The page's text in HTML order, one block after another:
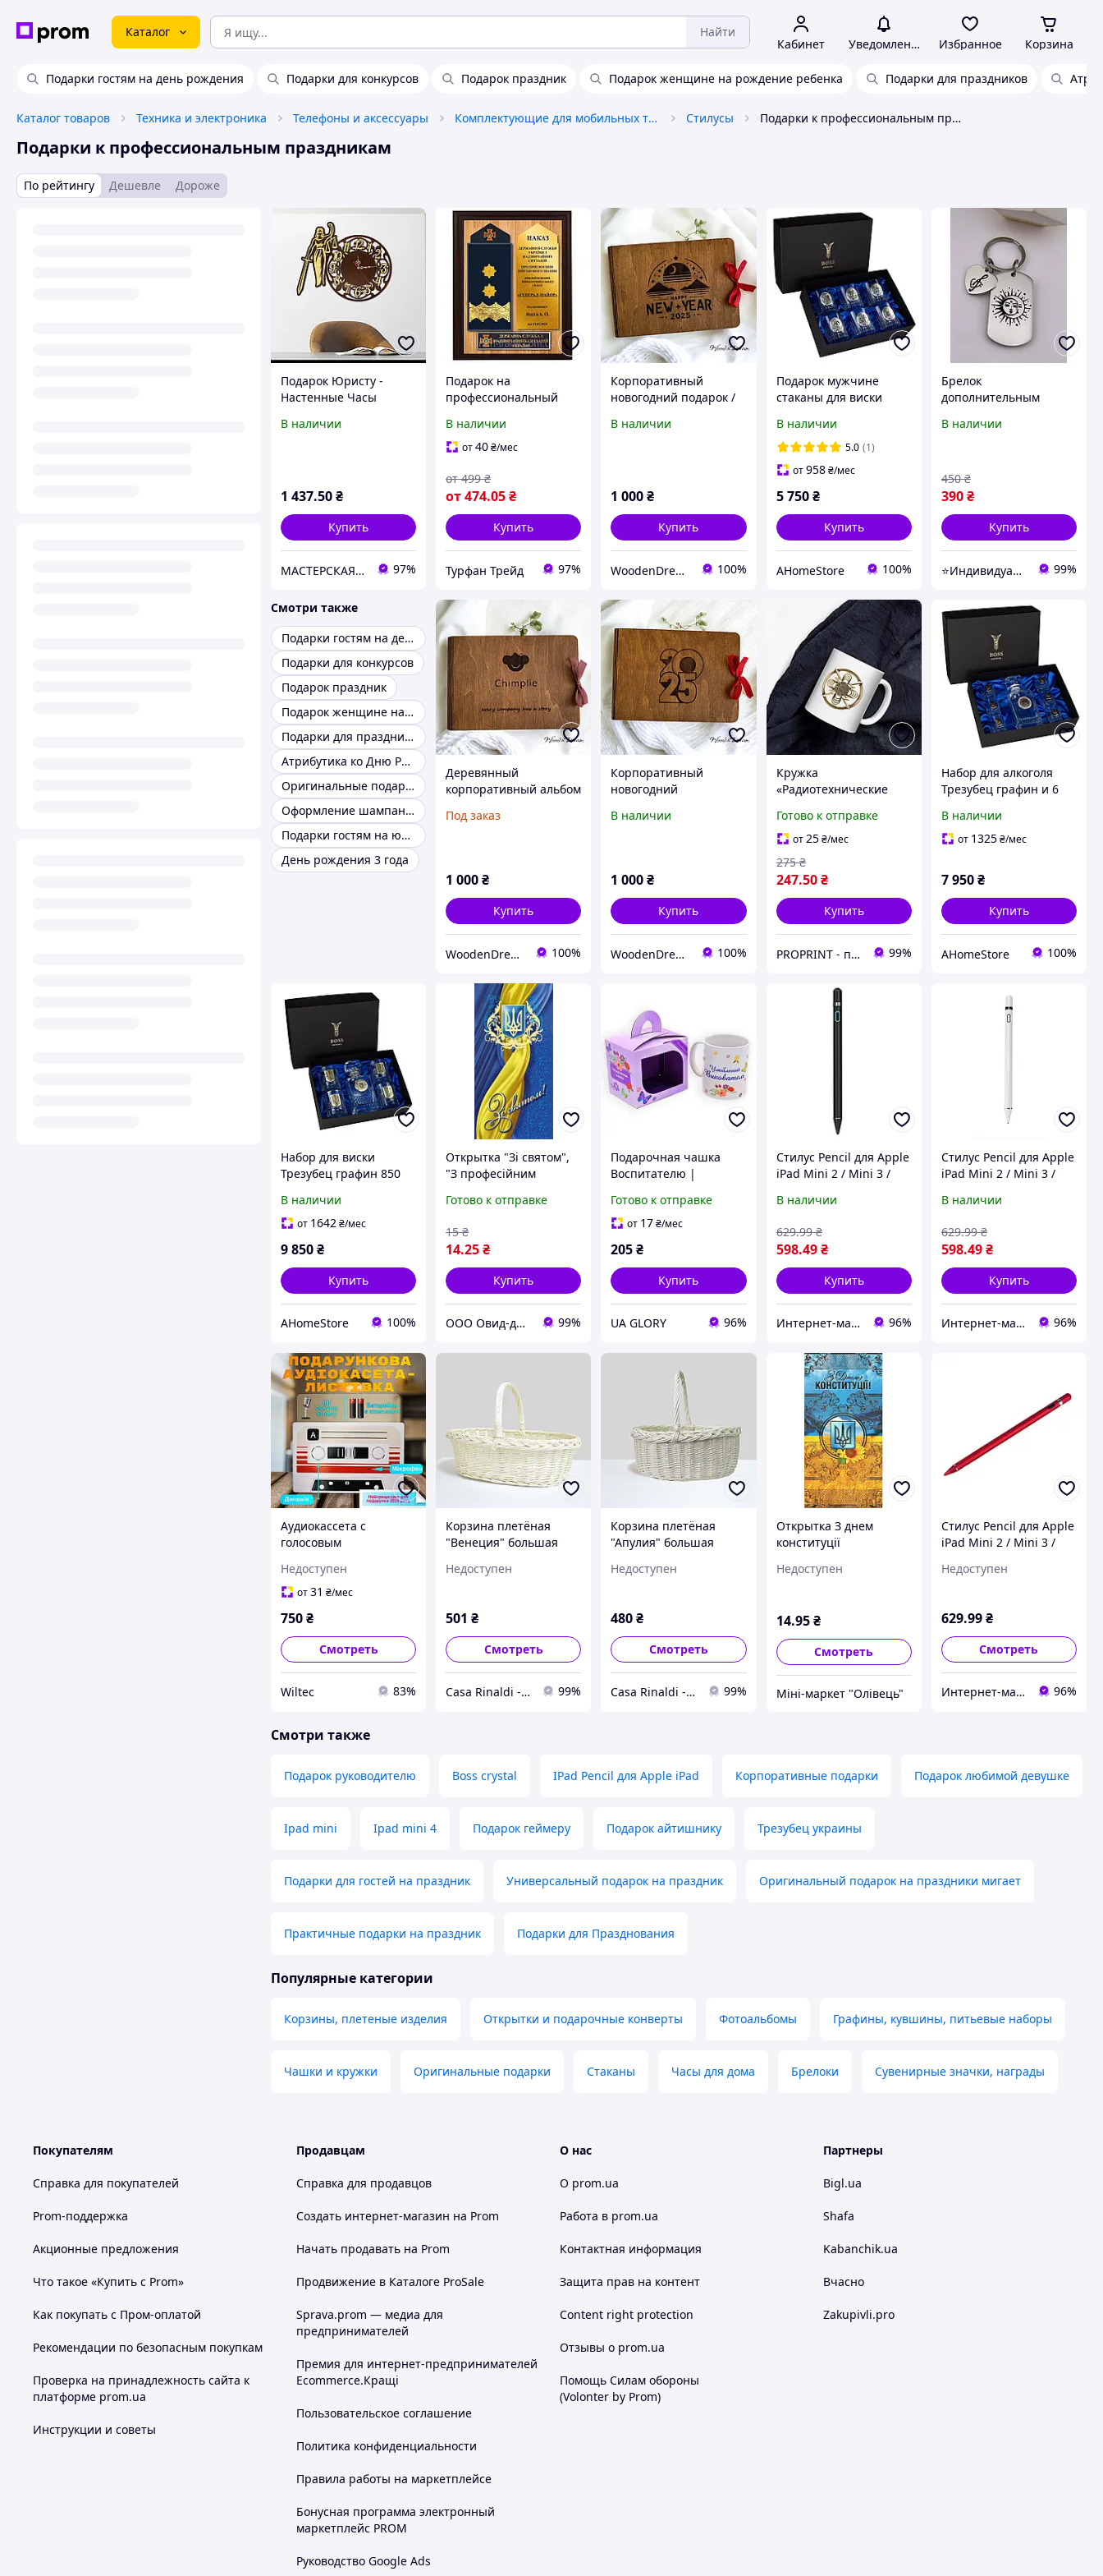
Каталог Найти
Кабинет Уведомления Избранное Корзина
Подарки гостям на день рождения Подарки для конкурсов Подарок праздник Подарок женщине на рождение ребенка Подарки для праздников
Каталог товаров Техника и электроника Телефоны и аксессуары Комплектующие для мобильных телефонов Стилусы Подарки к профессиональным праздникам
Подарки к профессиональным праздникам
По рейтингу Дешевле Дороже
Подарок Юристу -
Настенные Часы
В наличии
1 437.50₴
Купить
МАСТЕРСКАЯ ПОДАРКОВ 97%
Подарок на
профессиональный
сувенир к присвоению
звания
В наличии
от40₴/мес
от474.05₴
от 499 ₴
Купить
Турфан Трейд 97%
Корпоративный
новогодний подарок /
В наличии
1 000₴
Купить
WoodenDream 100%
Подарок мужчине
стаканы для виски
Boss Crystal сувенир на
День Козачества
В наличии
5.0 (1)
от958 ₴/мес
5 750 ₴
Купить
AHomeStore 100%
Брелок
дополнительным
изображение солнца,
изменить)
В наличии
390₴
450 ₴
Купить
⭐Индивидуальные подарки grav_withlove 99%
Смотри также
Подарки гостям на день рождения
Подарки для конкурсов
Подарок праздник
Подарок женщине на рождение ребенка
Подарки для праздников
Атрибутика ко Дню Рождения
Оригинальные подарки гостям
Оформление шампанского на день рождения
Подарки гостям на юбилей
День рождения 3 года
Деревянный
корпоративный альбом
Под заказ
1 000₴
Купить
WoodenDream 100%
Корпоративный
новогодний
В наличии
1 000₴
Купить
WoodenDream 100%
Кружка
«Радиотехнические
подарок для военных
связистов ВСУ
Готово к отправке
от25 ₴/мес
247.50 ₴
275 ₴
Купить
PROPRINT - печатаем идеи! Брендированная и сувенирная продукция 99%
Набор для алкоголя
Трезубец графин и 6
Crystal патриотический
подарок мужчине на
В наличии
от 1325₴/мес
7 950₴
Купить
AHomeStore 100%
Набор для виски
Трезубец графин 850
хрусталь Boss Crystal
подарок на День
В наличии
от 1642 ₴/мес
9 850₴
Купить
AHomeStore 100%
Открытка "Зі святом",
"З професійним
Готово к отправке
14.25₴
15 ₴
Купить
ООО Овид-друк 99%
Подарочная чашка
Воспитателю |
| Керамическая кружка
с цветами и бабочками
Готово к отправке
от 17₴/мес
205₴
Купить
UA GLORY 96%
Стилус Pencil для Apple
iPad Mini 2 / Mini 3 /
высокоточный для
В наличии
598.49 ₴
629.99 ₴
Купить
Интернет-магазин "Cheholl" 96%
Стилус Pencil для Apple
iPad Mini 2 / Mini 3 /
высокоточный для
В наличии
598.49₴
629.99 ₴
Купить
Интернет-магазин "Cheholl" 96%
Аудиокассета с
голосовым
| Оригинальный
подарок на День
Недоступен
от31 ₴/мес
750₴
Смотреть
Wiltec 83%
Корзина плетёная
"Венеция" большая
Недоступен
501 ₴
Смотреть
Casa Rinaldi - продукты итальянского фермерства 99%
Корзина плетёная
"Апулия" большая
Недоступен
480₴
Смотреть
Casa Rinaldi - продукты итальянского фермерства 99%
Открытка З днем
конституції
Недоступен
14.95 ₴
Смотреть
Міні-маркет "Олівець"
Стилус Pencil для Apple
iPad Mini 2 / Mini 3 /
высокоточный для
Недоступен
629.99₴
Смотреть
Интернет-магазин "Cheholl" 96%
Смотри также
Подарок руководителю Boss crystal IPad Pencil для Apple iPad Корпоративные подарки Подарок любимой девушке
Ipad mini Ipad mini 4 Подарок геймеру Подарок айтишнику Трезубец украины
Подарки для гостей на праздник Универсальный подарок на праздник Оригинальный подарок на праздники мигает
Практичные подарки на праздник Подарки для Празднования
Популярные категории
Корзины, плетеные изделия Открытки и подарочные конверты Фотоальбомы Графины, кувшины, питьевые наборы
Чашки и кружки Оригинальные подарки Стаканы Часы для дома Брелоки Сувенирные значки, награды
Покупателям
Справка для покупателей
Prom-поддержка
Акционные предложения
Что такое «Купить с Prom»
Как покупать с Пром-оплатой
Рекомендации по безопасным покупкам
Проверка на принадлежность сайта к
платформе prom.ua
Инструкции и советы
Продавцам
Справка для продавцов
Создать интернет-магазин на Prom
Начать продавать на Prom
Продвижение в Каталоге ProSale
Sprava.prom — медиа для
предпринимателей
Премия для интернет-предпринимателей
Ecommerce.Кращі
Пользовательское соглашение
Политика конфиденциальности
Правила работы на маркетплейсе
Бонусная программа электронный
маркетплейс PROM
Руководство Google Ads
О нас
О prom.ua
Работа в prom.ua
Контактная информация
Защита прав на контент
Content right protection
Отзывы о prom.ua
Помощь Силам обороны
(Volonter by Prom)
Партнеры
Bigl.ua
Shafa
Kabanchik.ua
Вчасно
Zakupivli.pro